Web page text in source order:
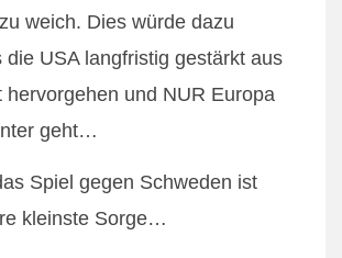
weich. Dies würde dazu
die USA langfristig gestärkt aus
hervorgehen und NUR Europa
geht…
Spiel gegen Schweden ist
kleinste Sorge…